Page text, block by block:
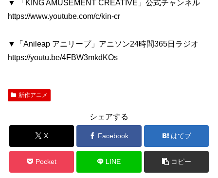
▼ 「KING AMUSEMENT CREATIVE」公式チャンネル
https://www.youtube.com/c/kin-cr
▼「Anileap アニリープ」アニソン24時間365日ラジオ
https://youtu.be/4FBW3mkdKOs
新作アニメ
シェアする
X Facebook はてブ
Pocket LINE コピー